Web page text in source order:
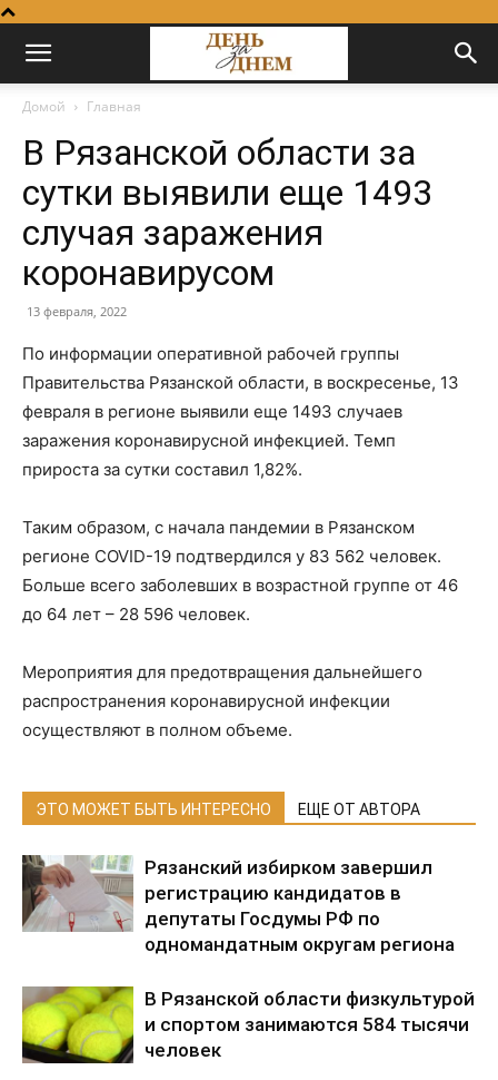
Домой Главная
В Рязанской области за
сутки выявили еще 1493
случая заражения
коронавирусом
13 февраля, 2022
По информации оперативной рабочей группы
Правительства Рязанской области, в воскресенье, 13
февраля в регионе выявили еще 1493 случаев
заражения коронавирусной инфекцией. Темп
прироста за сутки составил 1,82%.
Таким образом, с начала пандемии в Рязанском
регионе COVID-19 подтвердился у 83 562 человек.
Больше всего заболевших в возрастной группе от 46
до 64 лет – 28 596 человек.
Мероприятия для предотвращения дальнейшего
распространения коронавирусной инфекции
осуществляют в полном объеме.
ЭТО МОЖЕТ БЫТЬ ИНТЕРЕСНО ЕЩЕ ОТ АВТОРА
Рязанский избирком завершил
регистрацию кандидатов в
депутаты Госдумы РФ по
одномандатным округам региона
В Рязанской области физкультурой
и спортом занимаются 584 тысячи
человек